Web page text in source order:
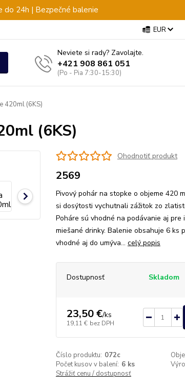
do 24h | Bezpečné balenie
EUR
Neviete si rady? Zavolajte.
+421 908 861 051
(Po - Pia 7:30-15:30)
420ml (6KS)
(6KS)
Ohodnotiť produkt
2569
Pivový pohár na stopke o objeme 420
si dosýtosti vychutnali zážitok zo
Poháre sú vhodné na podávanie aj pre
miešané drinky. Balenie obsahuje 6 ks
vhodné aj do umýva... celý popis
Dostupnosť Skladom
23,50 €/ks
19,11 € bez DPH
Číslo produktu: 072c
Počet kusov v balení: 6 ks
Strážiť cenu / dostupnosť